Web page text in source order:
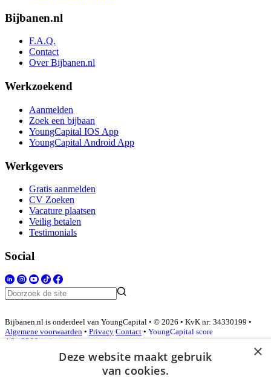
Bijbanen.nl
F.A.Q.
Contact
Over Bijbanen.nl
Werkzoekend
Aanmelden
Zoek een bijbaan
YoungCapital IOS App
YoungCapital Android App
Werkgevers
Gratis aanmelden
CV Zoeken
Vacature plaatsen
Veilig betalen
Testimonials
Social
Bijbanen.nl is onderdeel van YoungCapital • © 2026 • KvK nr: 34330199 •
Algemene voorwaarden • Privacy Contact • YoungCapital score
4.3 - 3366 reviews
×
Deze website maakt gebruik
van cookies.